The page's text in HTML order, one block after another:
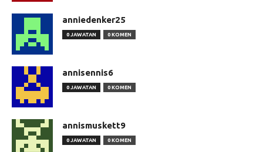
anniedenker25
0 JAWATAN 0 KOMEN
annisennis6
0 JAWATAN 0 KOMEN
annismuskett9
0 JAWATAN 0 KOMEN